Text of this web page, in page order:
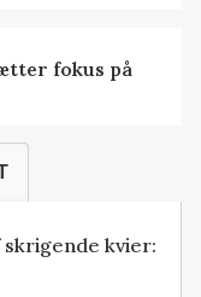
fokus på
skrigende kvier: